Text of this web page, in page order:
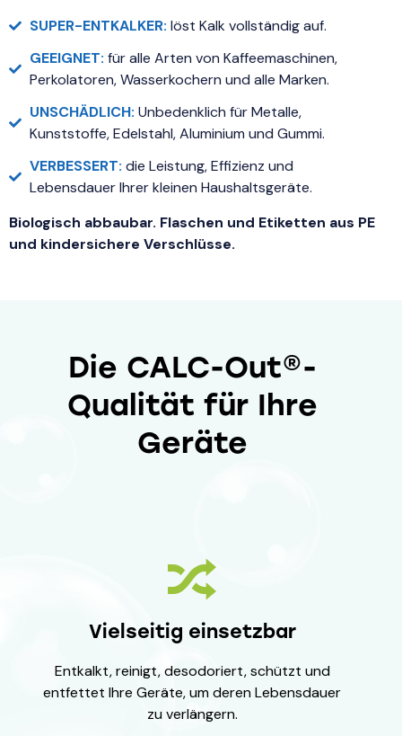
SUPER-ENTKALKER: löst Kalk vollständig auf.
GEEIGNET: für alle Arten von Kaffeemaschinen,
Perkolatoren, Wasserkochern und alle Marken.
UNSCHÄDLICH: Unbedenklich für Metalle,
Kunststoffe, Edelstahl, Aluminium und Gummi.
VERBESSERT: die Leistung, Effizienz und
Lebensdauer Ihrer kleinen Haushaltsgeräte.
Biologisch abbaubar. Flaschen und Etiketten aus PE
und kindersichere Verschlüsse.
Die CALC-Out®-
Qualität für Ihre
Geräte
Vielseitig einsetzbar
Entkalkt, reinigt, desodoriert, schützt und
entfettet Ihre Geräte, um deren Lebensdauer
zu verlängern.